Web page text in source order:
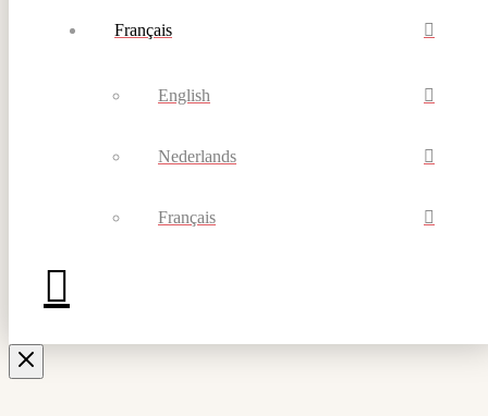
Français
English
Nederlands
Français